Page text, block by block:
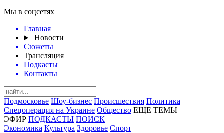
Мы в соцсетях
Главная
Новости
Сюжеты
Трансляция
Подкасты
Контакты
Подмосковье Шоу-бизнес Происшествия Политика
Спецоперация на Украине Общество ЕЩЕ ТЕМЫ
ЭФИР ПОДКАСТЫ ПОИСК
Экономика Культура Здоровье Спорт